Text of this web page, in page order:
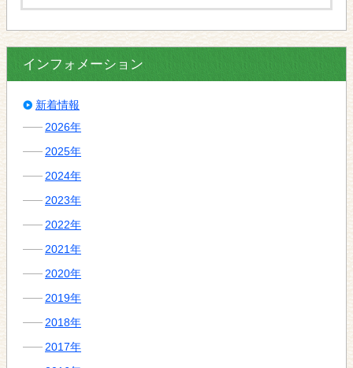
インフォメーション
新着情報
2026年
2025年
2024年
2023年
2022年
2021年
2020年
2019年
2018年
2017年